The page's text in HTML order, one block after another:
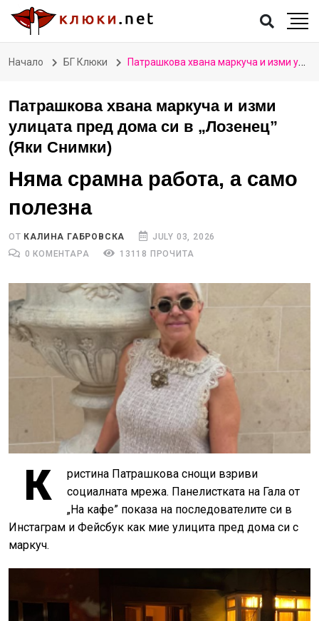
Начало БГ Клюки Патрашкова хвана маркуча и изми улицата пред дома си в „Лозенец” (Яки Снимки)
Патрашкова хвана маркуча и изми
улицата пред дома си в „Лозенец”
(Яки Снимки)
Няма срамна работа, а само
полезна
ОТ КАЛИНА ГАБРОВСКА
JULY 03, 2026
0 КОМЕНТАРА
13118 ПРОЧИТА
К
ристина Патрашкова снощи взриви
социалната мрежа. Панелистката на Гала от
„На кафе” показа на последователите си в
Инстаграм и Фейсбук как мие улицита пред дома си с
маркуч.